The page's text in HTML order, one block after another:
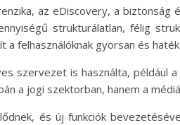
az eDiscovery, a biztonság
strukturálatlan, félig
a felhasználóknak gyorsan és
szervezet is használta, például
a jogi szektorban, hanem a
és új funkciók